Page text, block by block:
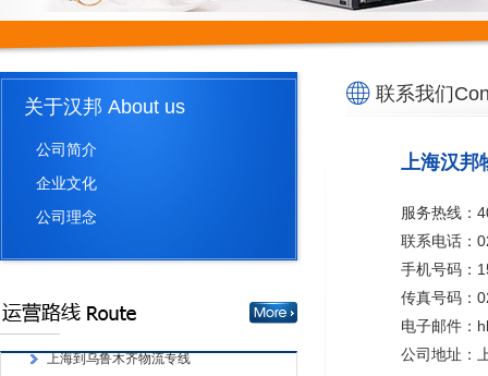
关于汉邦 About us
公司简介
企业文化
公司理念
上海到银川物流专线
上海到喀什物流专线
联系我们
上海汉邦
服务热线：
联系电话：
手机号码：
传真号码：
电子邮件：
公司地址：